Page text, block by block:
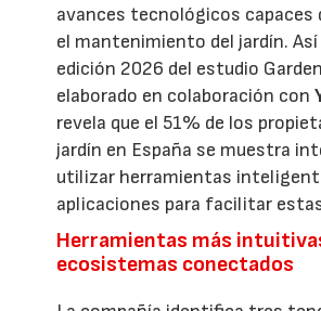
avances tecnológicos capaces
el mantenimiento del jardín. Así
edición 2026 del estudio
elaborado en colaboración con
revela que el 51% de los
jardín en España se muestra
utilizar herramientas
aplicaciones para facilitar
Herramientas más
ecosistemas conectados